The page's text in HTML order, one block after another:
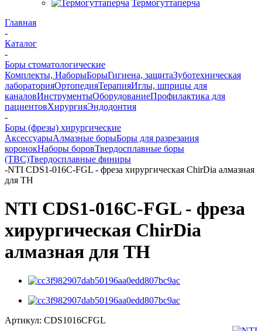
Термогуттаперча
Главная
-
Каталог
-
Боры стоматологические
Комплекты, НаборыБорыГигиена, защитаЗуботехническая
лабораторияОртопедияТерапияИглы, шприцы для
каналовИнструментыОборудованиеПрофилактика для
пациентовХирургияЭндодонтия
-
Боры (фрезы) хирургические
АксессуарыАлмазные борыБоры для разрезания
коронокНаборы боровТвердосплавные боры
(ТВС)Твердосплавные финиры
-NTI CDS1-016C-FGL - фреза хирургическая ChirDia алмазная
для ТН
NTI CDS1-016C-FGL - фреза
хирургическая ChirDia
алмазная для ТН
Артикул: CDS1016CFGL